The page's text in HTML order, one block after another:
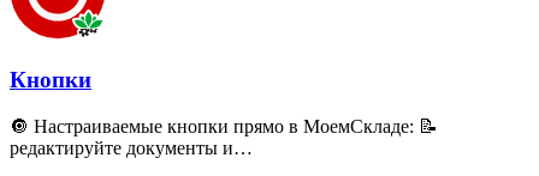
Кнопки
🔘 Настраиваемые кнопки прямо в МоемСкладе: 📝
редактируйте документы и…